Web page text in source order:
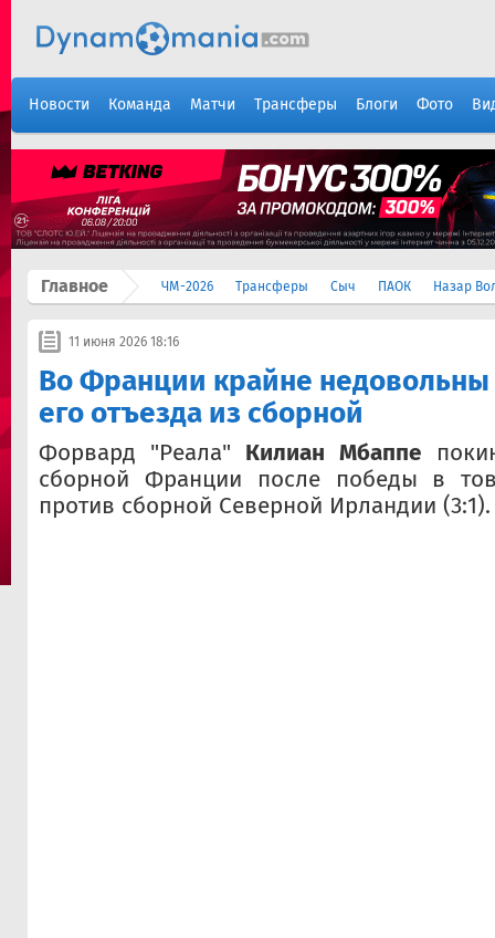
Новости Команда Матчи Трансферы Блоги Фото
Главное ЧМ-2026 Трансферы Сыч ПАОК Назар
11 июня 2026 18:16
Во Франции крайне
его отъезда из сборной
Форвард "Реала" Килиан Мбаппе
сборной Франции после победы в
против сборной Северной Ирландии (3:1).